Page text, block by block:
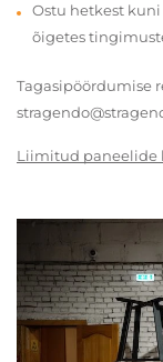
Ostu hetkest
õigetes
Tagasipöördumise
Liimitud paneelide